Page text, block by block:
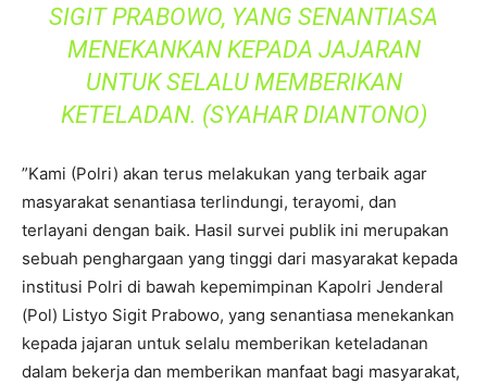
SIGIT PRABOWO, YANG SENANTIASA
MENEKANKAN KEPADA JAJARAN
UNTUK SELALU MEMBERIKAN
KETELADAN. (SYAHAR DIANTONO)
”Kami (Polri) akan terus melakukan yang terbaik agar
masyarakat senantiasa terlindungi, terayomi, dan
terlayani dengan baik. Hasil survei publik ini merupakan
sebuah penghargaan yang tinggi dari masyarakat kepada
institusi Polri di bawah kepemimpinan Kapolri Jenderal
(Pol) Listyo Sigit Prabowo, yang senantiasa menekankan
kepada jajaran untuk selalu memberikan keteladanan
dalam bekerja dan memberikan manfaat bagi masyarakat,